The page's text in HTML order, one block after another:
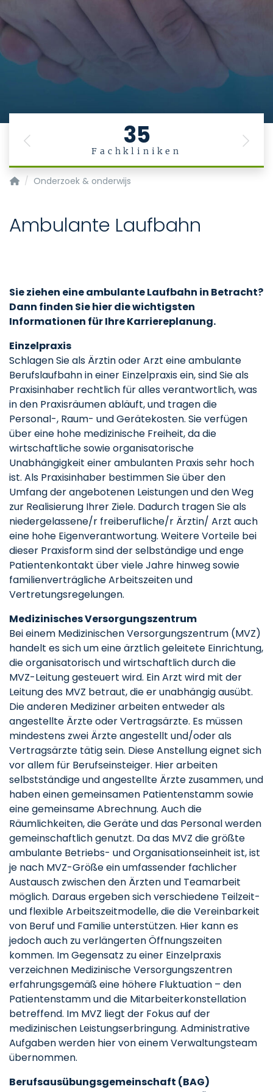
35
Fachkliniken
Previous Next
Startpagina
Onderzoek & onderwijs
Ambulante Laufbahn
Sie ziehen eine ambulante Laufbahn in Betracht?
Dann finden Sie hier die wichtigsten
Informationen für Ihre Karriereplanung.
Einzelpraxis
Schlagen Sie als Ärztin oder Arzt eine ambulante
Berufslaufbahn in einer Einzelpraxis ein, sind Sie als
Praxisinhaber rechtlich für alles verantwortlich, was
in den Praxisräumen abläuft, und tragen die
Personal-, Raum- und Gerätekosten. Sie verfügen
über eine hohe medizinische Freiheit, da die
wirtschaftliche sowie organisatorische
Unabhängigkeit einer ambulanten Praxis sehr hoch
ist. Als Praxisinhaber bestimmen Sie über den
Umfang der angebotenen Leistungen und den Weg
zur Realisierung Ihrer Ziele. Dadurch tragen Sie als
niedergelassene/r freiberufliche/r Ärztin/ Arzt auch
eine hohe Eigenverantwortung. Weitere Vorteile bei
dieser Praxisform sind der selbständige und enge
Patientenkontakt über viele Jahre hinweg sowie
familienverträgliche Arbeitszeiten und
Vertretungsregelungen.
Medizinisches Versorgungszentrum
Bei einem Medizinischen Versorgungszentrum (MVZ)
handelt es sich um eine ärztlich geleitete Einrichtung,
die organisatorisch und wirtschaftlich durch die
MVZ-Leitung gesteuert wird. Ein Arzt wird mit der
Leitung des MVZ betraut, die er unabhängig ausübt.
Die anderen Mediziner arbeiten entweder als
angestellte Ärzte oder Vertragsärzte. Es müssen
mindestens zwei Ärzte angestellt und/oder als
Vertragsärzte tätig sein. Diese Anstellung eignet sich
vor allem für Berufseinsteiger. Hier arbeiten
selbstständige und angestellte Ärzte zusammen, und
haben einen gemeinsamen Patientenstamm sowie
eine gemeinsame Abrechnung. Auch die
Räumlichkeiten, die Geräte und das Personal werden
gemeinschaftlich genutzt. Da das MVZ die größte
ambulante Betriebs- und Organisationseinheit ist, ist
je nach MVZ-Größe ein umfassender fachlicher
Austausch zwischen den Ärzten und Teamarbeit
möglich. Daraus ergeben sich verschiedene Teilzeit-
und flexible Arbeitszeitmodelle, die die Vereinbarkeit
von Beruf und Familie unterstützen. Hier kann es
jedoch auch zu verlängerten Öffnungszeiten
kommen. Im Gegensatz zu einer Einzelpraxis
verzeichnen Medizinische Versorgungszentren
erfahrungsgemäß eine höhere Fluktuation – den
Patientenstamm und die Mitarbeiterkonstellation
betreffend. Im MVZ liegt der Fokus auf der
medizinischen Leistungserbringung. Administrative
Aufgaben werden hier von einem Verwaltungsteam
übernommen.
Berufsausübungsgemeinschaft (BAG)